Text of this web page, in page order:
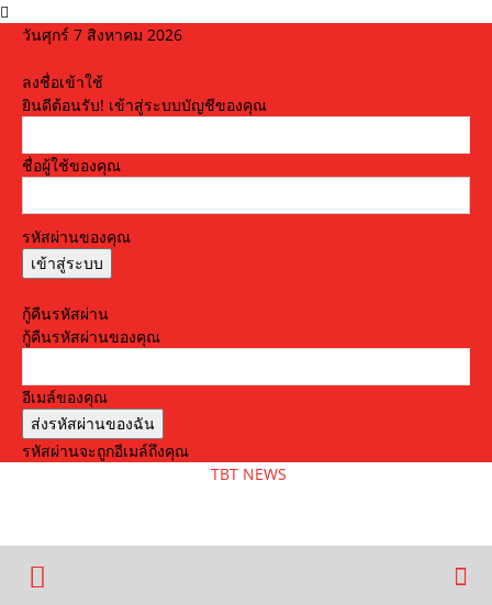
วันศุกร์ 7 สิงหาคม 2026
ลงชื่อเข้าใช้
ยินดีต้อนรับ! เข้าสู่ระบบบัญชีของคุณ
ชื่อผู้ใช้ของคุณ
รหัสผ่านของคุณ
กู้คืนรหัสผ่าน
กู้คืนรหัสผ่านของคุณ
อีเมล์ของคุณ
รหัสผ่านจะถูกอีเมล์ถึงคุณ
TBT NEWS